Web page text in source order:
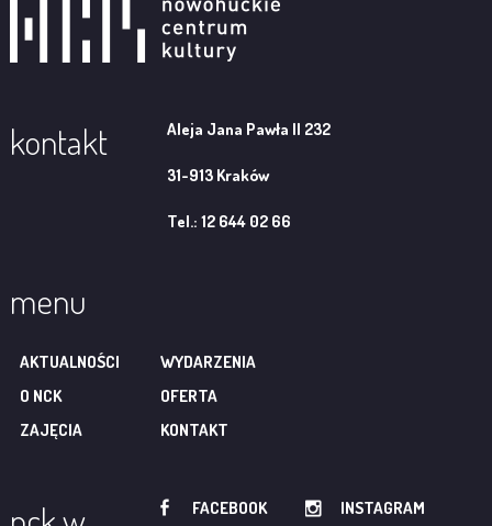
kontakt Aleja Jana Pawła II 232
31-913 Kraków
Tel.: 12 644 02 66
menu
AKTUALNOŚCI
WYDARZENIA
O NCK
OFERTA
ZAJĘCIA
KONTAKT
FACEBOOK INSTAGRAM